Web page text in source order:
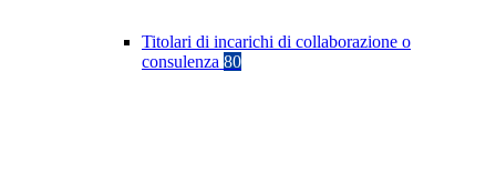
Titolari di incarichi di collaborazione o
consulenza 80